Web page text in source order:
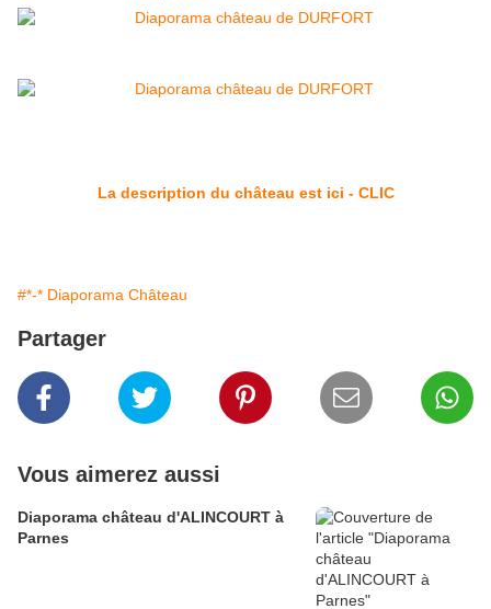
La description du château est ici - CLIC
#*-* Diaporama Château
Partager
Vous aimerez aussi
Diaporama château d'ALINCOURT à
Parnes